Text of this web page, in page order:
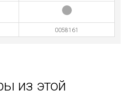
0058161
из этой